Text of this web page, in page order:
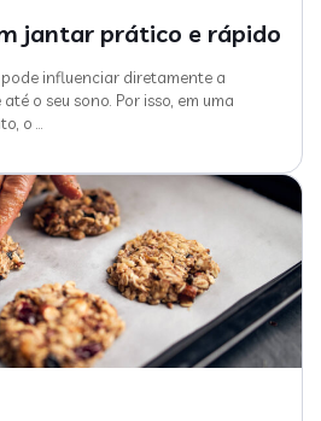
jantar prático e rápido
influenciar diretamente a
o seu sono. Por isso, em uma
o